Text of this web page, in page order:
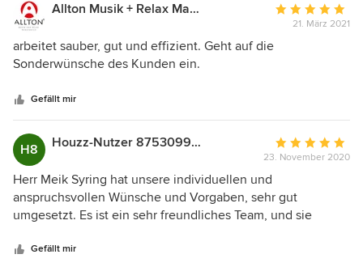
Allton Musik + Relax Manufaktur
Bewertung:
21. März 2021
arbeitet sauber, gut und effizient. Geht auf die
Sonderwünsche des Kunden ein.
Gefällt mir
H8 Houzz-Nutzer 875309982
Bewertung:
von
5
23. November 2020
Herr Meik Syring hat unsere individuellen und
anspruchsvollen Wünsche und Vorgaben, sehr gut
umgesetzt. Es ist ein sehr freundliches Team, und sie
in der Vergangenheit schon mehrere Objekte gemeinsam
Gefällt mir